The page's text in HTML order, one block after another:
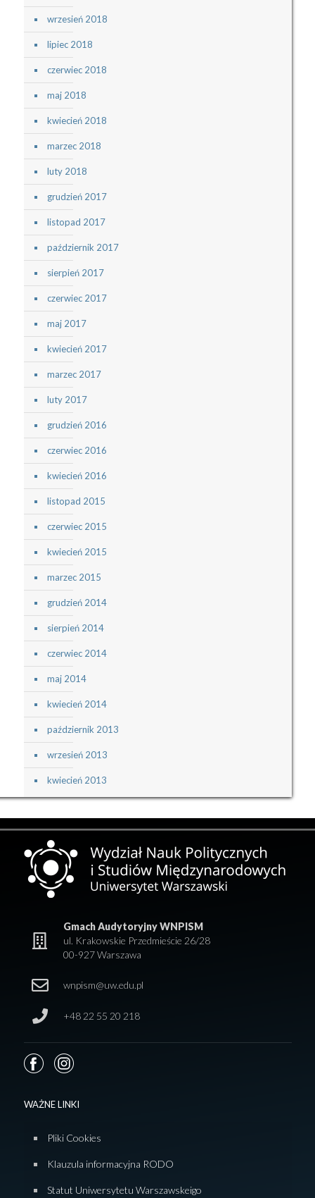
wrzesień 2018
lipiec 2018
czerwiec 2018
maj 2018
kwiecień 2018
marzec 2018
luty 2018
grudzień 2017
listopad 2017
październik 2017
sierpień 2017
czerwiec 2017
maj 2017
kwiecień 2017
marzec 2017
luty 2017
grudzień 2016
czerwiec 2016
kwiecień 2016
listopad 2015
czerwiec 2015
kwiecień 2015
marzec 2015
grudzień 2014
sierpień 2014
czerwiec 2014
maj 2014
kwiecień 2014
październik 2013
wrzesień 2013
kwiecień 2013
Gmach Audytoryjny WNPISM
ul. Krakowskie Przedmieście 26/28
00-927 Warszawa
wnpism@uw.edu.pl
+48 22 55 20 218
WAŻNE LINKI
Pliki Cookies
Klauzula informacyjna RODO
Statut Uniwersytetu Warszawskeigo